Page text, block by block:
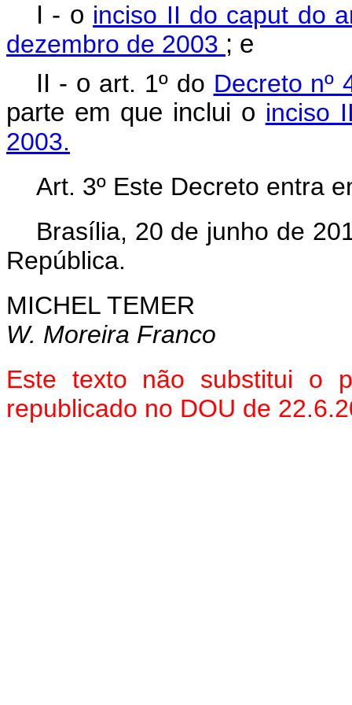
I - o inciso II do caput do
dezembro de 2003 ; e
II - o art. 1º do Decreto nº
parte em que inclui o inciso
2003.
Art. 3º Este Decreto entra
Brasília, 20 de junho de
República.
MICHEL TEMER
W. Moreira Franco
Este texto não substitui o
republicado no DOU de